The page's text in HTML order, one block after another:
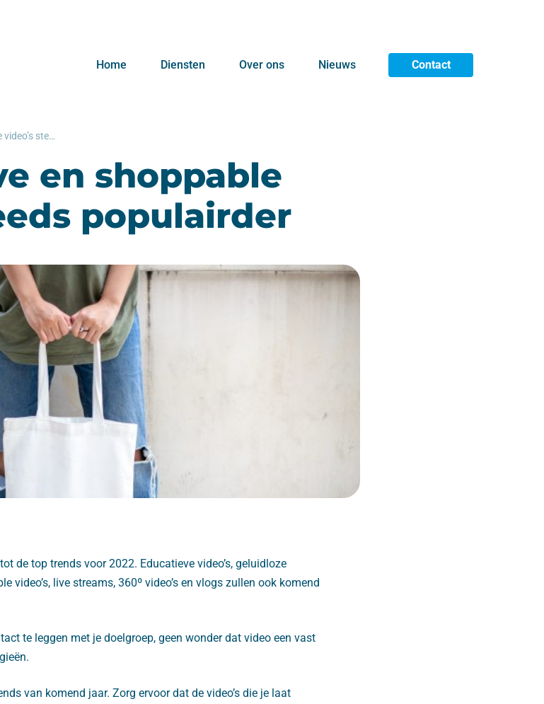
Home Diensten Over ons Nieuws Contact
Interactieve en shoppable video’s steeds populairder
en shoppable
populairder
de top trends voor 2022. Educatieve video’s, geluidloze
video’s, live streams, 360º video’s en vlogs zullen ook komend
te leggen met je doelgroep, geen wonder dat video een vast
van komend jaar. Zorg ervoor dat de video’s die je laat